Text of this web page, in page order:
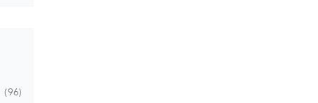
96